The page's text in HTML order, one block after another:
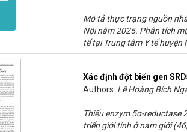
Mô tả thực trạng nguồn
Nội năm 2025. Phân tích
tế tại Trung tâm Y tế huyện
Xác định đột biến gen
Authors: Lê Hoàng Bích
Thiếu enzym 5α-reductase
triển giới tính ở nam giới